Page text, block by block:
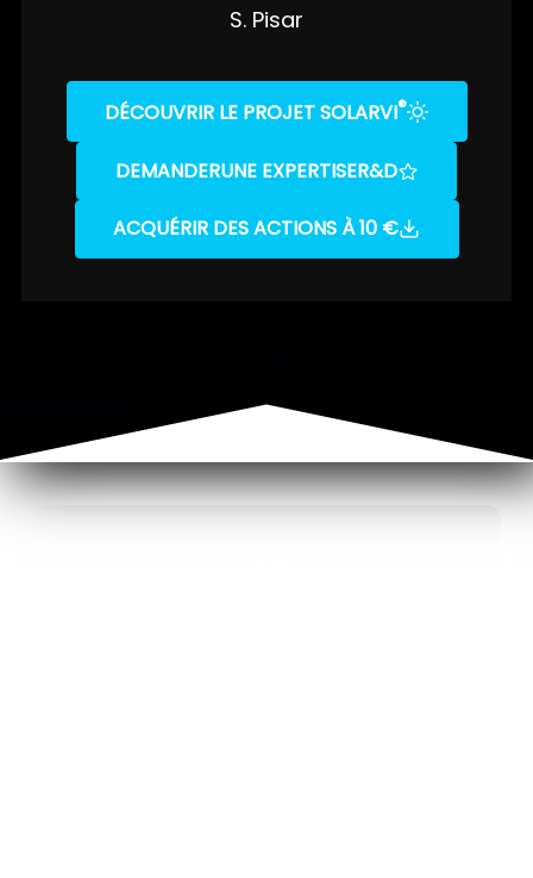
S. Pisar
DÉCOUVRIR LE PROJET SOLARVI®
DEMANDERUNE EXPERTISER&D
ACQUÉRIR DES ACTIONS À 10 €